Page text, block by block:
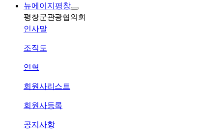
뉴에이지평창
평창군관광협의회
인사말
조직도
연혁
회원사리스트
회원사등록
공지사항